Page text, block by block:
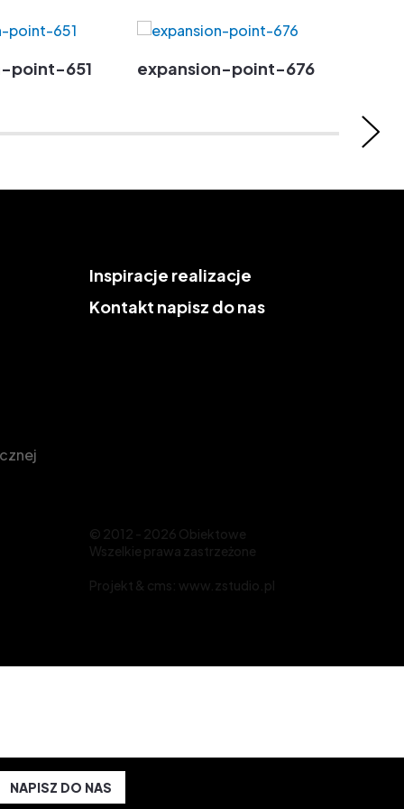
point-651 expansion-point-676
Inspiracje realizacje
Kontakt napisz do nas
© 2012 - 2026 Obiektowe
Wszelkie prawa zastrzeżone
Projekt & cms: www.zstudio.pl
NAPISZ DO NAS